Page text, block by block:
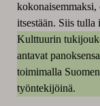
itsestään. Siis tulla
Kulttuurin
antavat
toimimalla
työntekijöinä.